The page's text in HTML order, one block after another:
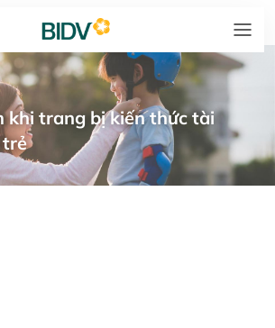
khi trang bị kiến thức tài
trẻ